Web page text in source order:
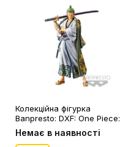
Колекційна фігурка
Banpresto: DXF: One Piece:
The Grandline Men: Zoro
Roronoa, (180275)
Немає в наявності